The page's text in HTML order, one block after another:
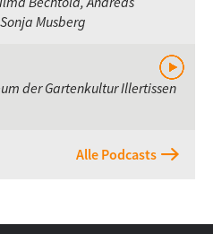
Musberg
der Gartenkultur Illertissen
Alle Podcasts